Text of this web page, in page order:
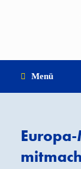
Menü